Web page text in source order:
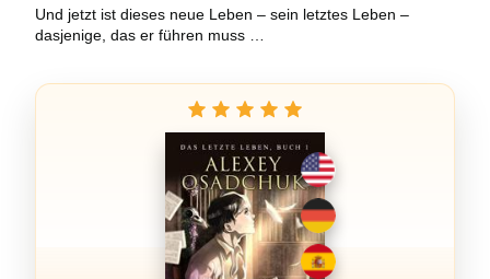
Und jetzt ist dieses neue Leben – sein letztes Leben –
dasjenige, das er führen muss …